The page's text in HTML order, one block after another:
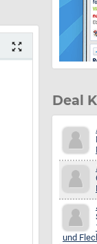
Deal
und